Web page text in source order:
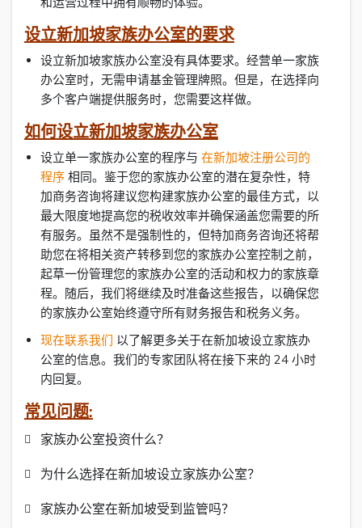
设立新加坡家族办公室的要求
设立新加坡家族办公室没有具体要求。经营单一家族
办公室时，无需申请基金管理牌照。但是，在选择向
多个客户端提供服务时，您需要这样做。
如何设立新加坡家族办公室
设立单一家族办公室的程序与 在新加坡注册公司的
程序 相同。鉴于您的家族办公室的潜在复杂性，特
加商务咨询将建议您构建家族办公室的最佳方式，以
最大限度地提高您的税收效率并确保涵盖您需要的所
有服务。虽然不是强制性的，但特加商务咨询还将帮
助您在将相关资产转移到您的家族办公室控制之前，
起草一份管理您的家族办公室的活动和权力的家族章
程。随后，我们将继续及时准备这些报告，以确保您
的家族办公室始终遵守所有财务报告和税务义务。
现在联系我们 以了解更多关于在新加坡设立家族办
公室的信息。我们的专家团队将在接下来的 24 小时
内回复。
常见问题:
家族办公室投资什么？
为什么选择在新加坡设立家族办公室？
家族办公室在新加坡受到监管吗？